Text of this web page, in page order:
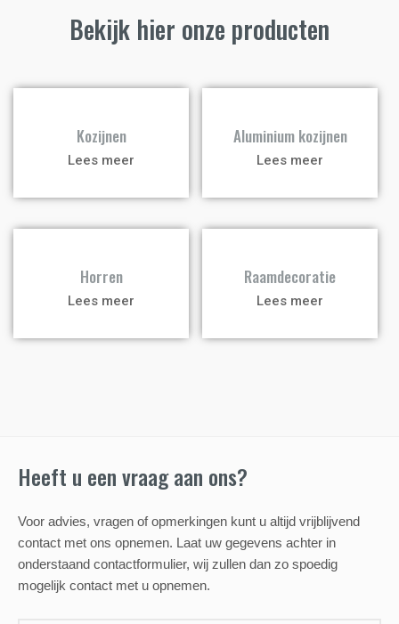
Bekijk hier onze producten
Kozijnen
Lees meer
Aluminium kozijnen
Lees meer
Horren
Lees meer
Raamdecoratie
Lees meer
Heeft u een vraag aan ons?
Voor advies, vragen of opmerkingen kunt u altijd vrijblijvend
contact met ons opnemen. Laat uw gegevens achter in
onderstaand contactformulier, wij zullen dan zo spoedig
mogelijk contact met u opnemen.